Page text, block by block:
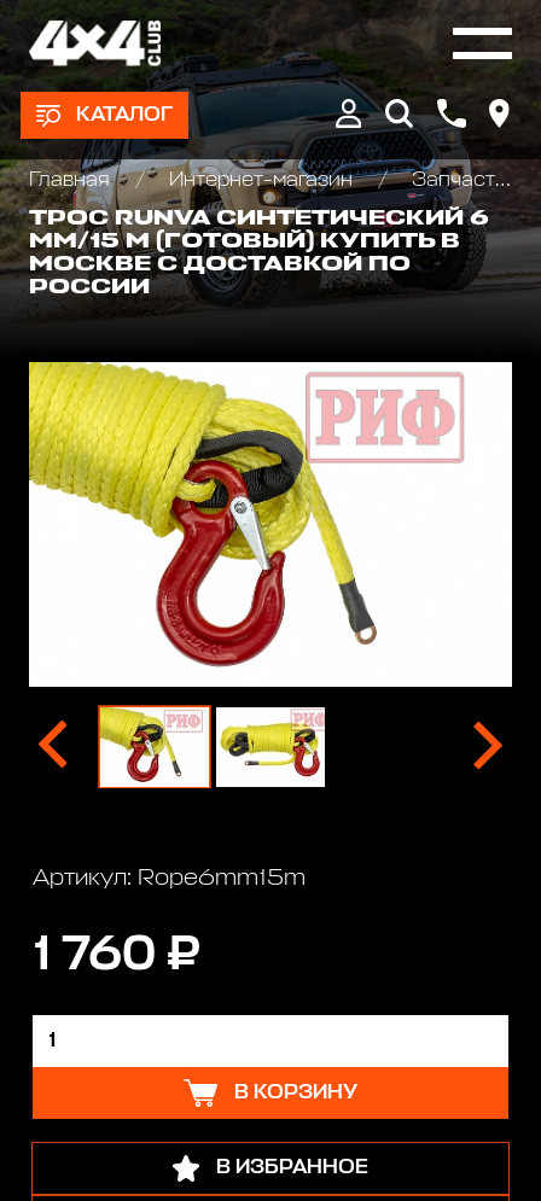
КАТАЛОГ
Главная Интернет-магазин
Запчасти и Аксессуары для лебедок
ТРОС RUNVA СИНТЕТИЧЕСКИЙ 6
ММ/15 М (ГОТОВЫЙ) КУПИТЬ В
МОСКВЕ С ДОСТАВКОЙ ПО
РОССИИ
Артикул: Rope6mm15m
1 760 ₽
В КОРЗИНУ
В ИЗБРАННОЕ